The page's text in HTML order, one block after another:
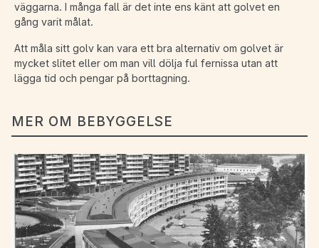
väggarna. I många fall är det inte ens känt att golvet en
gång varit målat.
Att måla sitt golv kan vara ett bra alternativ om golvet är
mycket slitet eller om man vill dölja ful fernissa utan att
lägga tid och pengar på borttagning.
MER OM BEBYGGELSE